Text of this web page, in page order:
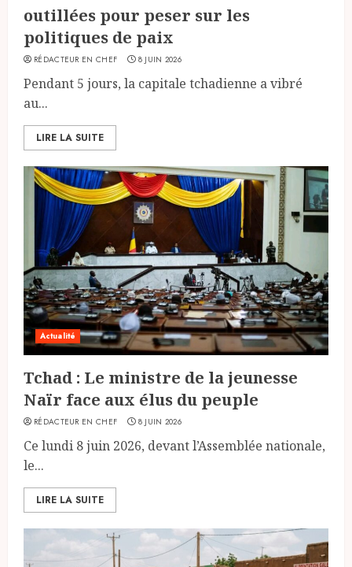
outillées pour peser sur les
politiques de paix
RÉDACTEUR EN CHEF 8 JUIN 2026
Pendant 5 jours, la capitale tchadienne a vibré
au...
LIRE LA SUITE
Actualité
Tchad : Le ministre de la jeunesse
Naïr face aux élus du peuple
RÉDACTEUR EN CHEF 8 JUIN 2026
Ce lundi 8 juin 2026, devant l’Assemblée nationale,
le...
LIRE LA SUITE